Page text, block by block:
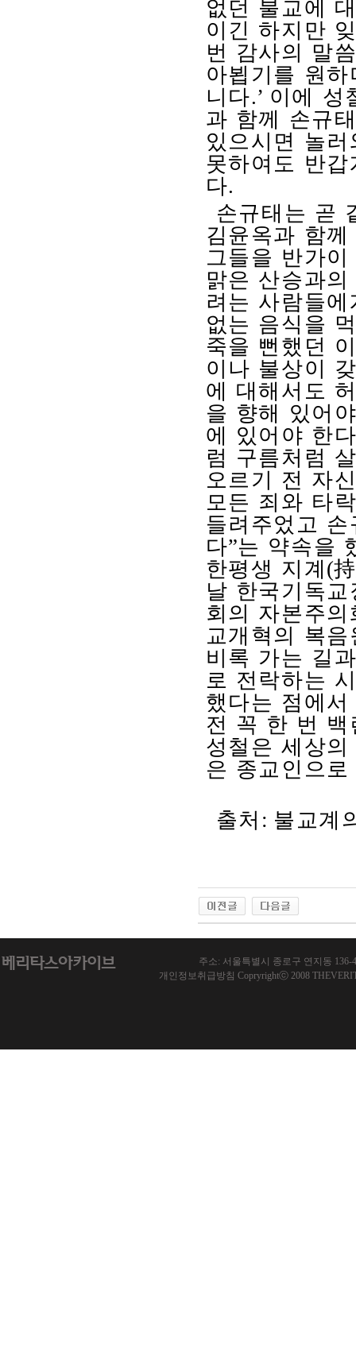
없던 불교에
이긴 하지만
번 감사의 말
아뵙기를 원
니다.’ 이에 성
과 함께 손규
있으시면 놀
못하여도 반
다.
손규태는 곧
김윤옥과 함
그들을 반가
맑은 산승과
려는 사람들
없는 음식을
죽을 뻔했던
이나 불상이
에 대해서도
을 향해 있어
에 있어야 한
럼 구름처럼
오르기 전 자
모든 죄와 타
들려주었고
다”는 약속을
한평생 지계 (
날 한국기독
회의 자본주
교개혁의 복
비록 가는 길
로 전락하는
했다는 점에
전 꼭 한 번
성철은 세상
은 종교인으
출처 : 불교계
주소: 서울특별시 종로구 연지동 136-
개인정보취급방침 Copryrightⓒ 2008